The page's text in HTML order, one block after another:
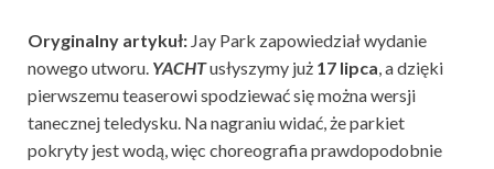
Oryginalny artykuł: Jay Park zapowiedział wydanie
nowego utworu. YACHTusłyszymy już 17 lipca, a dzięki
pierwszemu teaserowi spodziewać się można wersji
tanecznej teledysku. Na nagraniu widać, że parkiet
pokryty jest wodą, więc choreografia prawdopodobnie